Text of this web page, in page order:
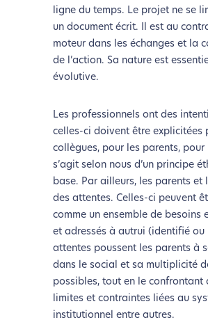
L’écoconception,
Nous avons développé ce site
d’une démarche forte
Si vous aussi vous souhaitez
les besoins énergétiques
navigation, vous pouvezle parcourir
Eco. Celui-ci sollicitera très peu nos
deviendrez ainsi un acteur
l’écoconception.
Merci pour votre
ligne du temps. Le projet ne se
un document écrit. Il est au
moteur dans les échanges et la
de l’action. Sa nature est
évolutive.
Les professionnels ont des
celles-ci doivent être explicitées
collègues, pour les parents, pour
s’agit selon nous d’un principe
base. Par ailleurs, les parents et
des attentes. Celles-ci peuvent
comme un ensemble de besoins
et adressés à autrui (identifié ou
attentes poussent les parents à
dans le social et sa multiplicité
possibles, tout en le confrontant
limites et contraintes liées au
institutionnel entre autres.